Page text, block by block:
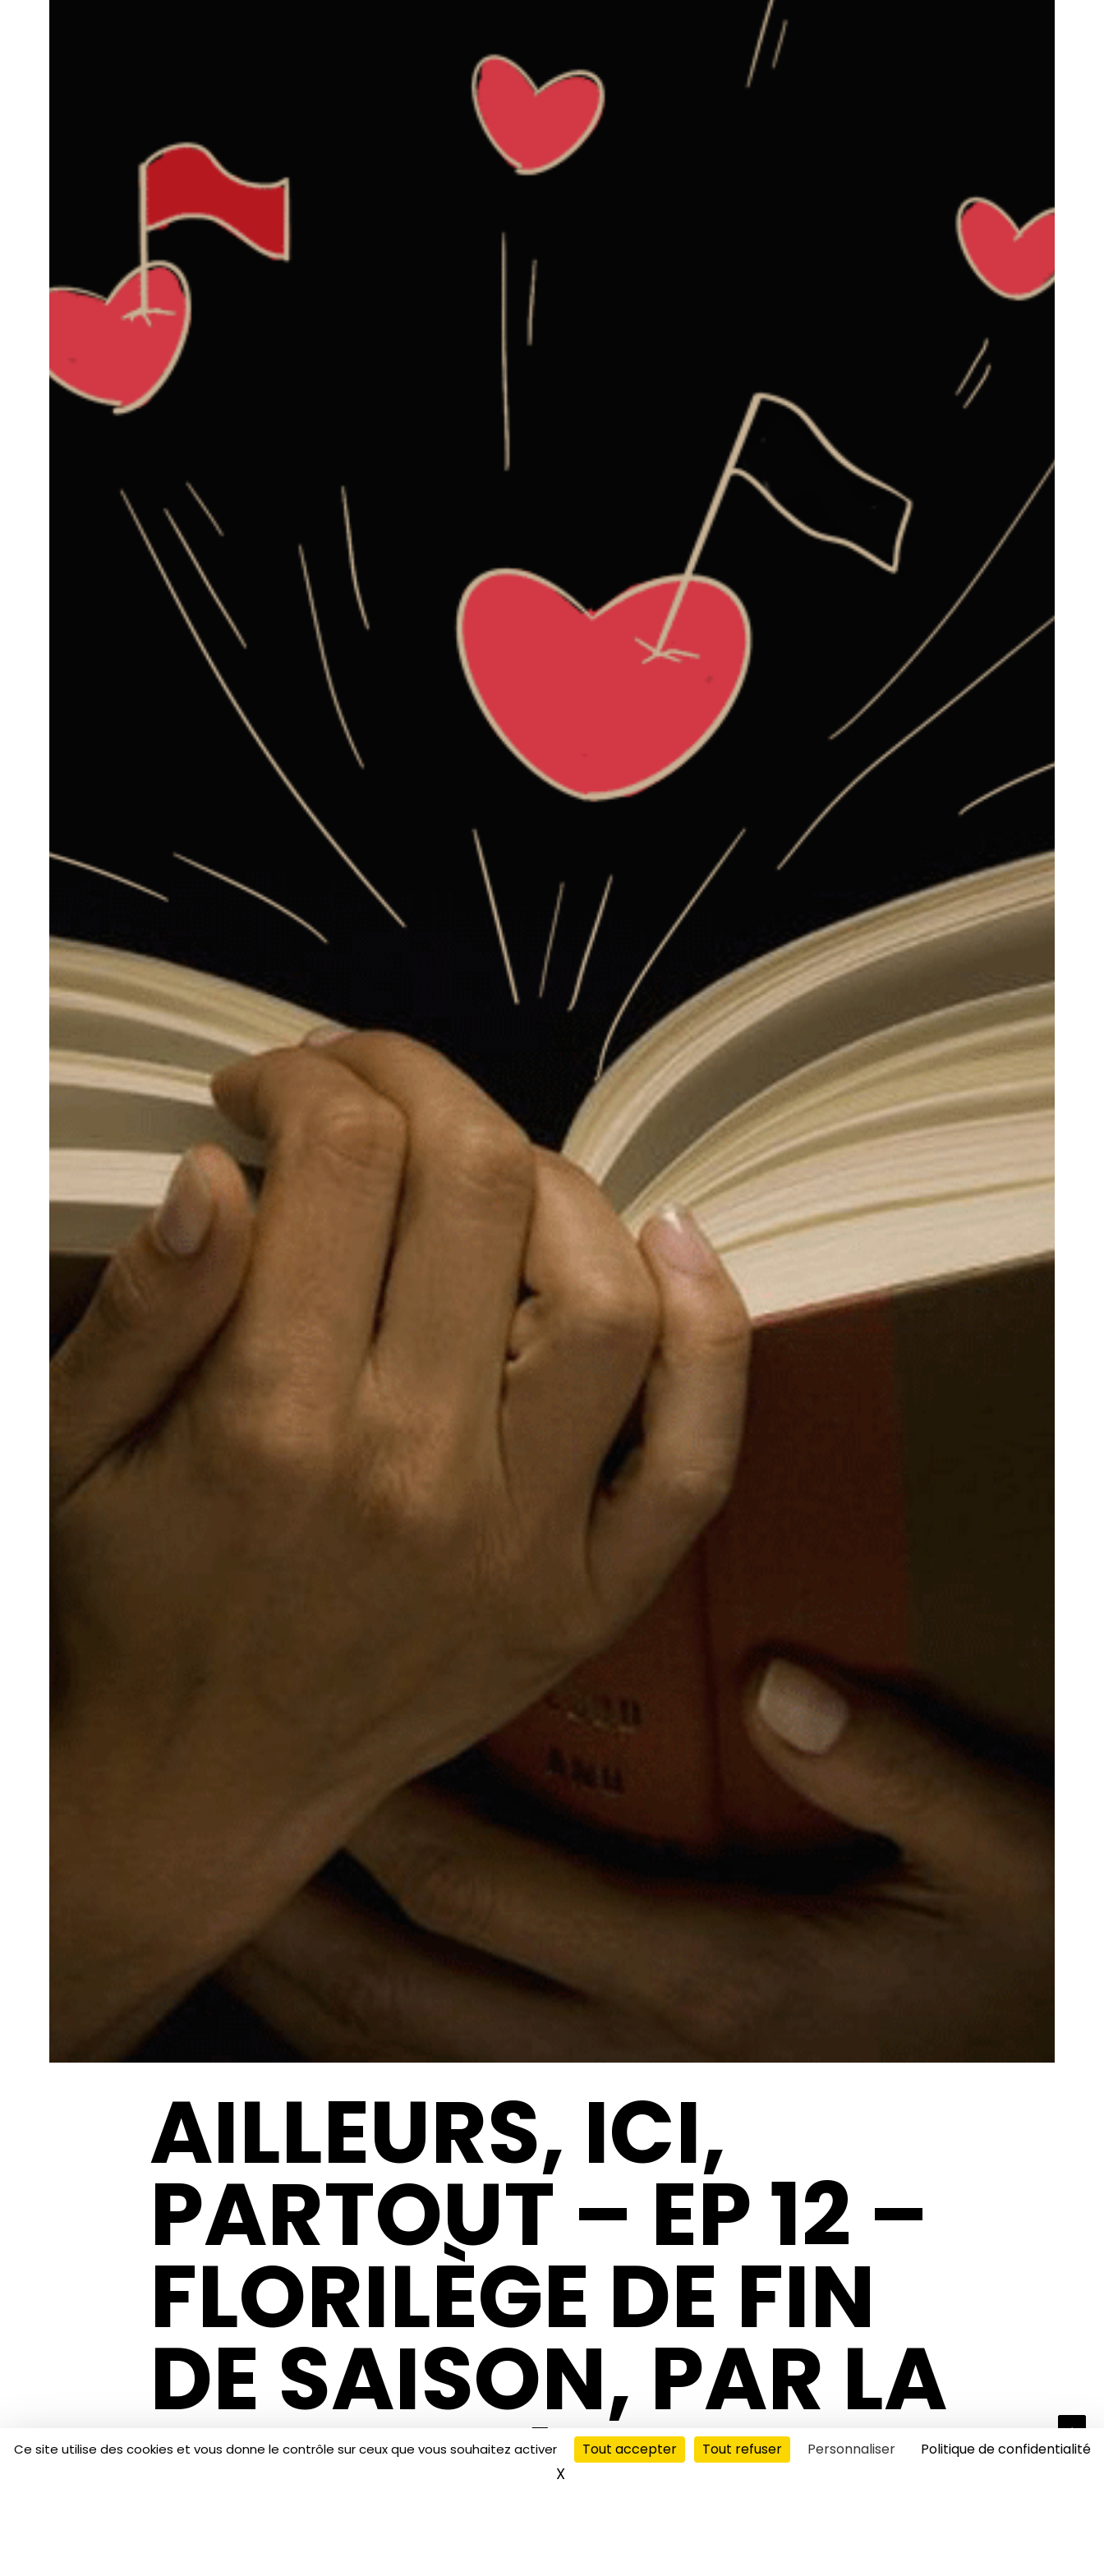
Ce site utilise des cookies et vous donne le contrôle sur ceux que vous souhaitez activer Tout accepter Tout refuser Personnaliser Politique de confidentialité
XMasquer le bandeau des cookies
AILLEURS, ICI,
PARTOUT – EP 12 –
FLORILÈGE DE FIN
DE SAISON, PAR LA
REVUE A !